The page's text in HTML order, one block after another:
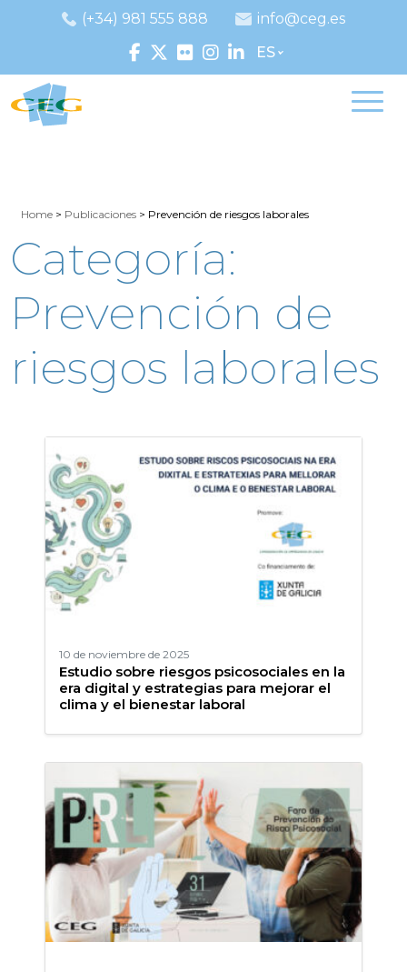
(+34) 981 555 888
info@ceg.es
ES
Home> Publicaciones> Prevención de riesgos laborales
Categoría:
Prevención de
riesgos laborales
10 de noviembre de 2025
Estudio sobre riesgos psicosociales en la
era digital y estrategias para mejorar el
clima y el bienestar laboral